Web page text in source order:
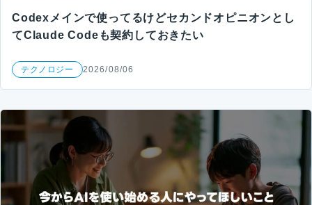
Codexメインで使ってるけどセカンドオピニオンとし
てClaude Codeも契約しておきたい
テクノロジー 2026/08/06